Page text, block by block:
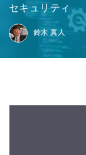
セキュリティ
鈴木 真人